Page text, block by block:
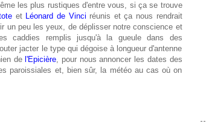
les plus rustiques d'entre vous, si ça se trouve
et Léonard de Vinci réunis et ça nous rendrait
un peu les yeux, de déplisser notre conscience et
caddies remplis jusqu'à la gueule dans des
jacter le type qui dégoise à longueur d'antenne
de l'Epicière, pour nous annoncer les dates des
paroissiales et, bien sûr, la météo au cas où on